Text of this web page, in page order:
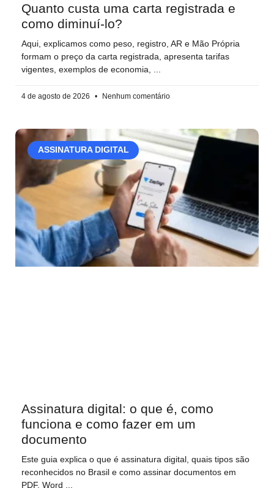
Quanto custa uma carta registrada e
como diminuí-lo?
Aqui, explicamos como peso, registro, AR e Mão Própria
formam o preço da carta registrada, apresenta tarifas
vigentes, exemplos de economia,
4 de agosto de 2026 Nenhum comentário
ASSINATURA DIGITAL
Assinatura digital: o que é, como
funciona e como fazer em um
documento
Este guia explica o que é assinatura digital, quais tipos são
reconhecidos no Brasil e como assinar documentos em
PDF, Word